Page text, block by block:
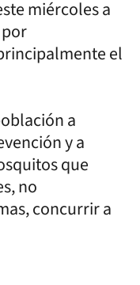
miércoles a
el
a
y a
que
no
concurrir a